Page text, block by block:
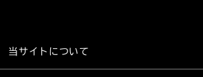
当サイトについて